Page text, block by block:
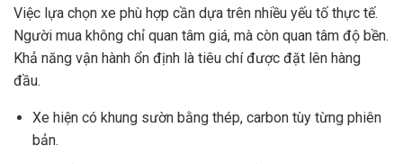
Việc lựa chọn xe phù hợp cần dựa trên nhiều yếu tố thực tế.
Người mua không chỉ quan tâm giá, mà còn quan tâm độ bền.
Khả năng vận hành ổn định là tiêu chí được đặt lên hàng
đầu.
Xe hiện có khung sườn bằng thép, carbon tùy từng phiên
bản.